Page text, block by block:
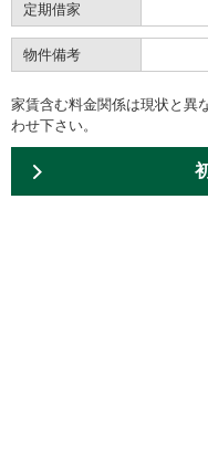
定期借家
物件備考
家賃含む料金関係は現状と異
わせ下さい。